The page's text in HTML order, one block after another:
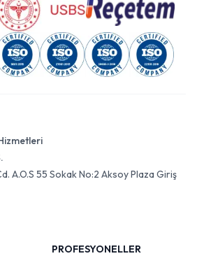
A.O.S 55 Sokak No:2 Aksoy Plaza Giriş
PROFESYONELLER